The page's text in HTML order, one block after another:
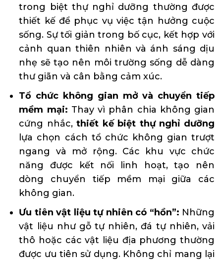
trong biệt thự nghỉ dưỡng thường được
thiết kế để phục vụ việc tận hưởng cuộc
sống. Sự tối giản trong bố cục, kết hợp với
cảnh quan thiên nhiên và ánh sáng dịu
nhẹ sẽ tạo nên môi trường sống dễ dàng
thư giãn và cân bằng cảm xúc.
Tổ chức không gian mở và chuyển tiếp
mềm mại: Thay vì phân chia không gian
cứng nhắc,thiết kế biệt thự nghỉ dưỡng
lựa chọn cách tổ chức không gian trượt
ngang và mở rộng. Các khu vực chức
năng được kết nối linh hoạt, tạo nên
dòng chuyển tiếp mềm mại giữa các
không gian.
Ưu tiên vật liệu tự nhiên có “hồn”: Những
vật liệu như gỗ tự nhiên, đá tự nhiên, vải
thô hoặc các vật liệu địa phương thường
được ưu tiên sử dụng. Không chỉ mang lại